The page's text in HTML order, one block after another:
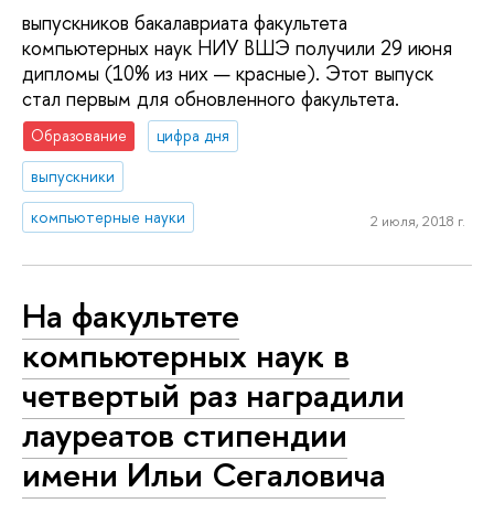
выпускников бакалавриата факультета
компьютерных наук НИУ ВШЭ получили 29 июня
дипломы (10% из них — красные). Этот выпуск
стал первым для обновленного факультета.
Образование
цифра дня
выпускники
компьютерные науки
2 июля, 2018 г.
На факультете
компьютерных наук в
четвертый раз наградили
лауреатов стипендии
имени Ильи Сегаловича